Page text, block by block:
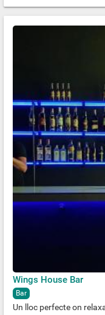
Wings House Bar
Bar
Un lloc perfecte on